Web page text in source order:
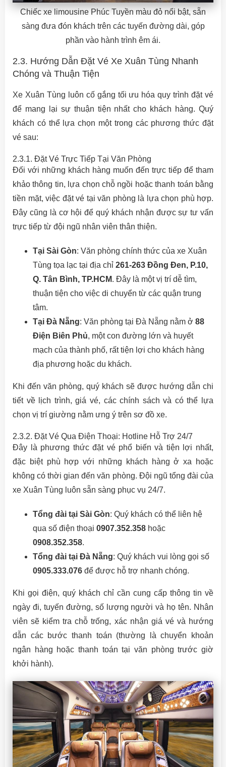
Chiếc xe limousine Phúc Tuyền màu đỏ nổi bật, sẵn
sàng đưa đón khách trên các tuyến đường dài, góp
phần vào hành trình êm ái.
2.3. Hướng Dẫn Đặt Vé Xe Xuân Tùng Nhanh
Chóng và Thuận Tiện
Xe Xuân Tùng luôn cố gắng tối ưu hóa quy trình đặt vé
để mang lại sự thuận tiện nhất cho khách hàng. Quý
khách có thể lựa chọn một trong các phương thức đặt
vé sau:
2.3.1. Đặt Vé Trực Tiếp Tại Văn Phòng
Đối với những khách hàng muốn đến trực tiếp để tham
khảo thông tin, lựa chọn chỗ ngồi hoặc thanh toán bằng
tiền mặt, việc đặt vé tại văn phòng là lựa chọn phù hợp.
Đây cũng là cơ hội để quý khách nhận được sự tư vấn
trực tiếp từ đội ngũ nhân viên thân thiện.
Tại Sài Gòn: Văn phòng chính thức của xe Xuân
Tùng tọa lạc tại địa chỉ 261-263 Đồng Đen, P.10,
Q. Tân Bình, TP.HCM. Đây là một vị trí dễ tìm,
thuận tiện cho việc di chuyển từ các quận trung
tâm.
Tại Đà Nẵng: Văn phòng tại Đà Nẵng nằm ở 88
Điện Biên Phủ, một con đường lớn và huyết
mạch của thành phố, rất tiện lợi cho khách hàng
địa phương hoặc du khách.
Khi đến văn phòng, quý khách sẽ được hướng dẫn chi
tiết về lịch trình, giá vé, các chính sách và có thể lựa
chọn vị trí giường nằm ưng ý trên sơ đồ xe.
2.3.2. Đặt Vé Qua Điện Thoại: Hotline Hỗ Trợ 24/7
Đây là phương thức đặt vé phổ biến và tiện lợi nhất,
đặc biệt phù hợp với những khách hàng ở xa hoặc
không có thời gian đến văn phòng. Đội ngũ tổng đài của
xe Xuân Tùng luôn sẵn sàng phục vụ 24/7.
Tổng đài tại Sài Gòn: Quý khách có thể liên hệ
qua số điện thoại 0907.352.358 hoặc
0908.352.358.
Tổng đài tại Đà Nẵng: Quý khách vui lòng gọi số
0905.333.076 để được hỗ trợ nhanh chóng.
Khi gọi điện, quý khách chỉ cần cung cấp thông tin về
ngày đi, tuyến đường, số lượng người và họ tên. Nhân
viên sẽ kiểm tra chỗ trống, xác nhận giá vé và hướng
dẫn các bước thanh toán (thường là chuyển khoản
ngân hàng hoặc thanh toán tại văn phòng trước giờ
khởi hành).